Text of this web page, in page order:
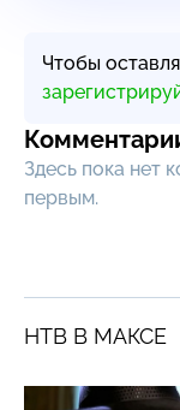
Чтобы
Здесь пока нет
первым.
НТВ В МАКСЕ